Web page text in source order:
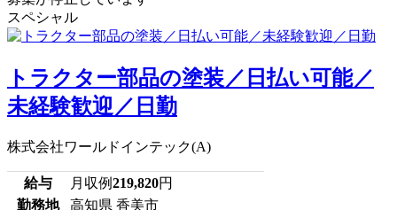
スペシャル
トラクター部品の塗装／日払い可能／
未経験歓迎／日勤
株式会社ワールドインテック(A)
給与 月収例219,820円
勤務地
高知県 香美市